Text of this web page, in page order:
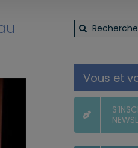
Rechercher:
Vous et